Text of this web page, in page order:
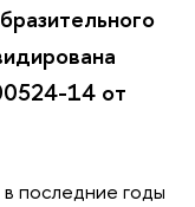
14 от
последние годы